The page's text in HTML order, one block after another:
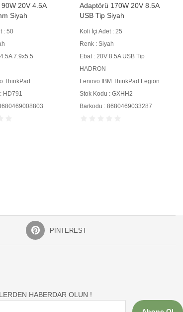
20V 4.5A
Siyah
: 50
7.9x5.5
ThinkPad
HD791
Adaptörü 170W 20V 8.5A
USB Tip Siyah
Koli İçi Adet : 25
Renk : Siyah
Ebat : 20V 8.5A USB Tip
HADRON
Lenovo IBM ThinkPad Legion
Stok Kodu : GXHH2
Barkodu : 8680469033287
PINTEREST
HABERDAR OLUN !